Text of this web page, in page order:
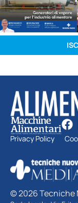
Privacy Policy
© 2026 Tecniche